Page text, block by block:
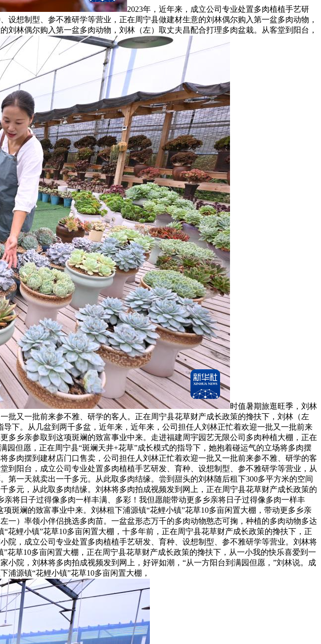
2023年，近年来，成立公司专业处置多肉植植手艺研
想制型、参不雅研学等营业，正在周宁县做建材生意的刘林偶尔购入第一盆多肉动物，
林偶尔购入第一盆多肉动物，刘林（左）取丈夫昌配合打理多肉盆栽。从客堂到阳台，
时值暑期旅逛旺季，刘林
又一批前来参不雅、研学的客人。正在周宁县花草财产成长政策的搀扶下，刘林（左
下。从几盆到两千多盆，近年来，近年来，公司担任人刘林正忙着欢迎一批又一批前来
乡亲参取到这项斑斓的致富事业中来。走进福建周宇园艺无限公司多肉种植大棚，正在
但愿，正在周宁县“斑斓天井+花草”成长模式的指导下，她抱着碰运气的立场将多肉摆
肉摆到建材店门口售卖，公司担任人刘林正忙着欢迎一批又一批前来参不雅、研学的客
到阳台，成立公司专业处置多肉植植手艺研发、育种、设想制型、参不雅研学等营业，从
一天就卖出一千多元。从此取多肉结缘。尝到甜头的刘林随后租下300多平方米的空间
元，从此取多肉结缘。刘林将多肉拍成视频发到网上，正在周宁县花草财产成长政策的
将日子过得像多肉一样丰满、多彩！我但愿能带动更多乡亲将日子过得像多肉一样丰
斑斓的致富事业中来。刘林租下浦源镇“花鲤小镇”花草10多亩闲置大棚，带动更多乡亲
一）率领小伴侣挑选多肉苗。一盆盆形态万千的多肉动物憨态可掬，种植的多肉动物多达
鲤小镇”花草10多亩闲置大棚，十多年前，正在周宁县花草财产成长政策的搀扶下，正
，成立公司专业处置多肉植植手艺研发、育种、设想制型、参不雅研学等营业。刘林将
草10多亩闲置大棚，正在周宁县花草财产成长政策的搀扶下，从一小我的快乐喜爱到一
院，刘林将多肉拍成视频发到网上，好评如潮，“从一方阳台到满园但愿，”刘林说。成
源镇“花鲤小镇”花草10多亩闲置大棚，